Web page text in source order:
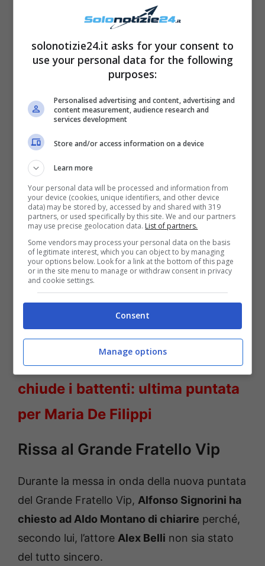
Rissa Grande Fratello Vip – Solonotizie24
LEGGI ANCHE->Elodie col
pancione: la foto è virale
LEGGI ANCHE->Uomini e Donne
chiude i battenti: ultima puntata
per Maria De Filippi
Rissa al Grande Fratello Vip
Durante la messa in onda della nuova puntata
del Grande Fratello Vip, Alfonso Signorini ha
chiesto ad Aldo Montano di chiarire perché,
secondo lui, l’attore Alex Belli non sia stato
del tutto sincero.
solonotizie24.it asks for your consent to
use your personal data for the following
purposes:
Personalised advertising and content, advertising and
content measurement, audience research and
services development
Store and/or access information on a device
Learn more
Your personal data will be processed and information from
your device (cookies, unique identifiers, and other device
data) may be stored by, accessed by and shared with 319
partners, or used specifically by this site. We and our partners
may use precise geolocation data. List of partners.
Some vendors may process your personal data on the basis
of legitimate interest, which you can object to by managing
your options below. Look for a link at the bottom of this page
or in the site menu to manage or withdraw consent in privacy
and cookie settings.
Consent
Manage options